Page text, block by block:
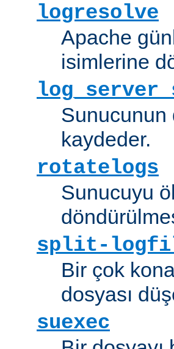
logresolve
Apache
isimlerine
Sunucunun
kaydeder.
rotatelogs
Sunucuyu
split-
Bir çok
dosyası
suexec